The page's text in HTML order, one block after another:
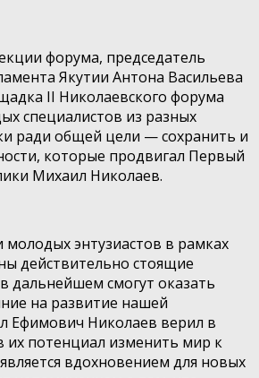
форума, председатель
Якутии Антона Васильева
II Николаевского форума
специалистов из разных
ради общей цели — сохранить и
которые продвигал Первый
Михаил Николаев.
энтузиастов в рамках
действительно стоящие
дальнейшем смогут оказать
на развитие нашей
Ефимович Николаев верил в
потенциал изменить мир к
вдохновением для новых